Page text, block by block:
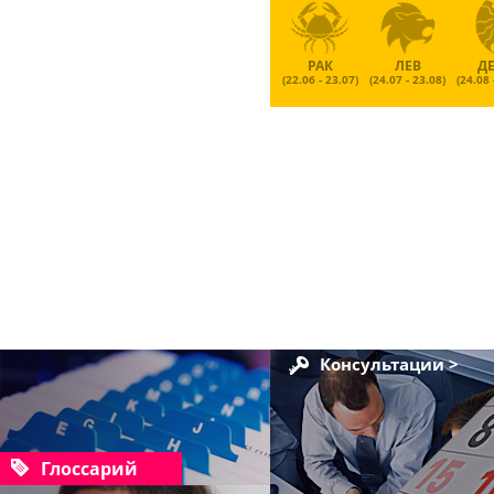
РАК
(22.06 - 23.07)
ЛЕВ
(24.07 - 23.08) (24.08
Глоссарий
Консультации >